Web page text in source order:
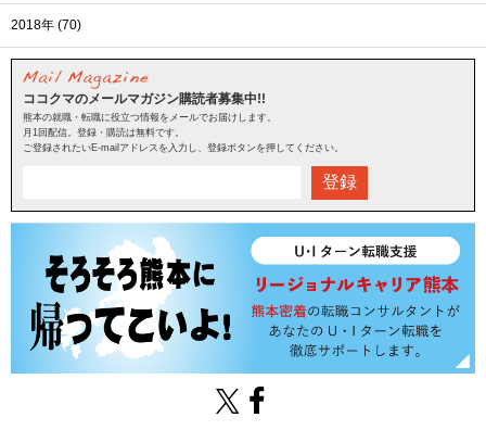
2018年 (70)
ココクマのメールマガジン購読者募集中!!
熊本の就職・転職に役立つ情報をメールでお届けします。
月1回配信。登録・購読は無料です。
ご登録されたいE-mailアドレスを入力し、登録ボタンを押してください。
登録